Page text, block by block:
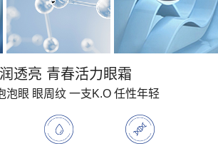
透亮 青春活力眼霜
泡眼 眼周纹 一支K.O 任性年轻